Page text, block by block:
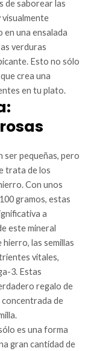
de saborear las
visualmente
una ensalada
verduras
Esto no sólo
crea una
en tu plato.
ser pequeñas, pero
trata de los
Con unos
gramos, estas
a
este mineral
hierro, las semillas
vitales,
3. Estas
regalo de
de
es una forma
gran cantidad de